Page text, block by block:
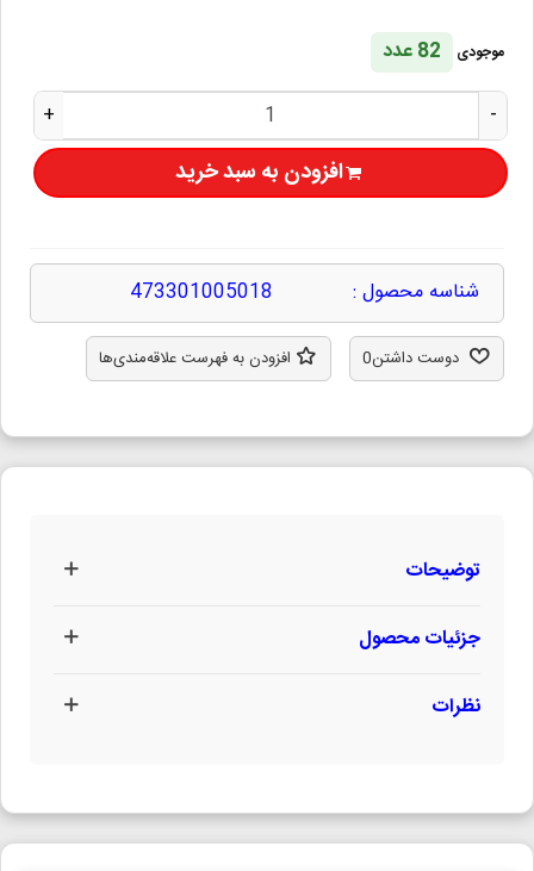
موجودی
82 عدد
-
+
افزودن به سبد خرید
شناسه محصول : 473301005018
دوست داشتن0 افزودن به فهرست علاقه‌مندی‌ها
توضیحات
جزئیات محصول
نظرات